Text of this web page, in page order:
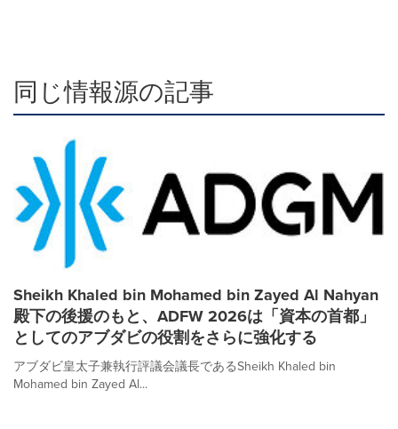
同じ情報源の記事
Sheikh Khaled bin Mohamed bin Zayed Al Nahyan
殿下の後援のもと、ADFW 2026は「資本の首都」
としてのアブダビの役割をさらに強化する
アブダビ皇太子兼執行評議会議長であるSheikh Khaled bin
Mohamed bin Zayed Al...